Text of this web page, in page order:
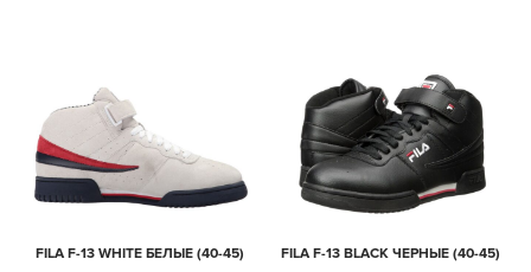
FILA F-13 WHITE БЕЛЫЕ (40-45) FILA F-13 BLACK ЧЕРНЫЕ (40-45)